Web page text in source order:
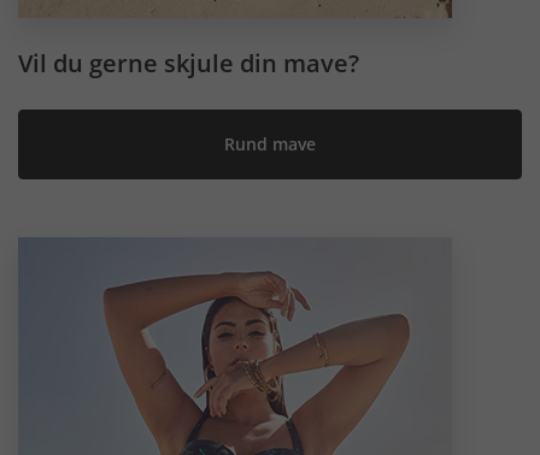
Vil du gerne skjule din mave?
Rund mave